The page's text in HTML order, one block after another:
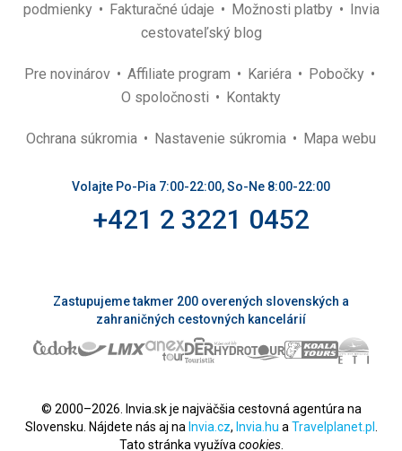
podmienky
Fakturačné údaje Možnosti platby
Invia
cestovateľský blog
Pre novinárov Affiliate program Kariéra
Pobočky
O spoločnosti
Kontakty
Ochrana súkromia Nastavenie súkromia Mapa webu
Volajte Po-Pia 7:00-22:00, So-Ne 8:00-22:00
+421 2 3221 0452
Zastupujeme takmer 200 overených slovenských a
zahraničných cestovných kancelárií
© 2000–2026. Invia.sk je najväčšia cestovná agentúra na
Slovensku. Nájdete nás aj na Invia.cz, Invia.hu a Travelplanet.pl
Tato stránka využíva cookies.